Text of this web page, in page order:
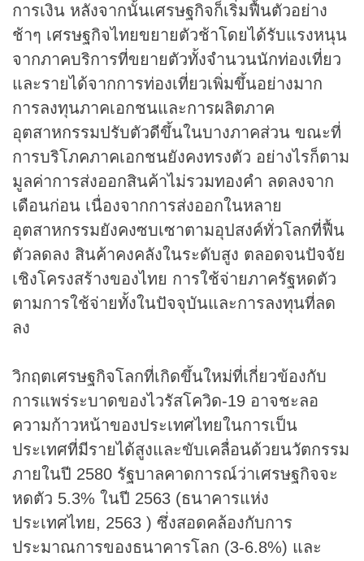
การเงิน หลังจากนั้นเศรษฐกิจก็เริ่มฟื้นตัวอย่าง
ช้าๆ เศรษฐกิจไทยขยายตัวช้าโดยได้รับแรงหนุน
จากภาคบริการที่ขยายตัวทั้งจำนวนนักท่องเที่ยว
และรายได้จากการท่องเที่ยวเพิ่มขึ้นอย่างมาก
การลงทุนภาคเอกชนและการผลิตภาค
อุตสาหกรรมปรับตัวดีขึ้นในบางภาคส่วน ขณะที่
การบริโภคภาคเอกชนยังคงทรงตัว อย่างไรก็ตาม
มูลค่าการส่งออกสินค้าไม่รวมทองคำ ลดลงจาก
เดือนก่อน เนื่องจากการส่งออกในหลาย
อุตสาหกรรมยังคงซบเซาตามอุปสงค์ทั่วโลกที่ฟื้น
ตัวลดลง สินค้าคงคลังในระดับสูง ตลอดจนปัจจัย
เชิงโครงสร้างของไทย การใช้จ่ายภาครัฐหดตัว
ตามการใช้จ่ายทั้งในปัจจุบันและการลงทุนที่ลด
ลง
วิกฤตเศรษฐกิจโลกที่เกิดขึ้นใหม่ที่เกี่ยวข้องกับ
การแพร่ระบาดของไวรัสโควิด-19 อาจชะลอ
ความก้าวหน้าของประเทศไทยในการเป็น
ประเทศที่มีรายได้สูงและขับเคลื่อนด้วยนวัตกรรม
ภายในปี 2580 รัฐบาลคาดการณ์ว่าเศรษฐกิจจะ
หดตัว 5.3% ในปี 2563 (ธนาคารแห่ง
ประเทศไทย, 2563 ) ซึ่งสอดคล้องกับการ
ประมาณการของธนาคารโลก (3-6.8%) และ